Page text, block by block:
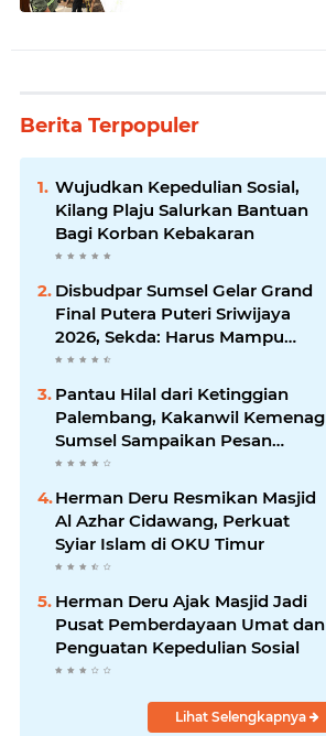
Berita Terpopuler
Wujudkan Kepedulian Sosial,
Kilang Plaju Salurkan Bantuan
Bagi Korban Kebakaran
Disbudpar Sumsel Gelar Grand
Final Putera Puteri Sriwijaya
2026, Sekda: Harus Mampu
Bawa Sumsel Go Internasional
Pantau Hilal dari Ketinggian
Palembang, Kakanwil Kemenag
Sumsel Sampaikan Pesan
Kerukunan
Herman Deru Resmikan Masjid
Al Azhar Cidawang, Perkuat
Syiar Islam di OKU Timur
Herman Deru Ajak Masjid Jadi
Pusat Pemberdayaan Umat dan
Penguatan Kepedulian Sosial
Lihat Selengkapnya